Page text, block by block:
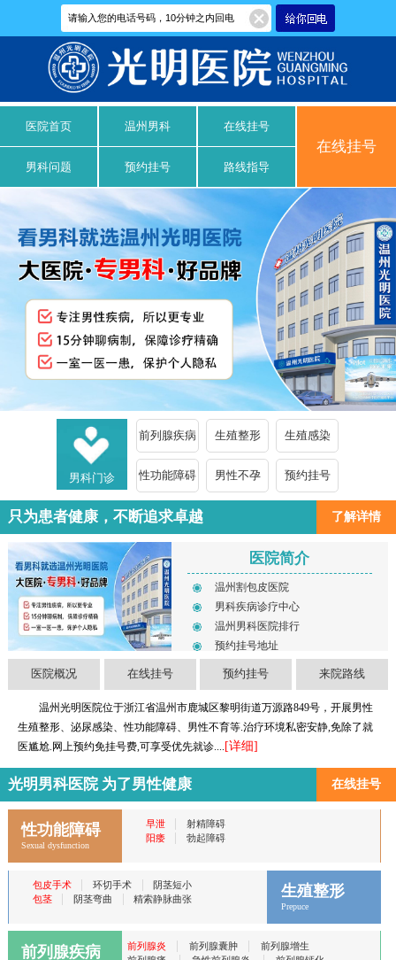
医院首页 温州男科 在线挂号
男科问题 预约挂号 路线指导
在线挂号
男科门诊
前列腺疾病 生殖整形 生殖感染
性功能障碍 男性不孕 预约挂号
只为患者健康，不断追求卓越 了解详情
医院简介
温州割包皮医院
男科疾病诊疗中心
温州男科医院排行
预约挂号地址
医院概况 在线挂号 预约挂号 来院路线
温州光明医院位于浙江省温州市鹿城区黎明街道万源路849号，开展男性
生殖整形、泌尿感染、性功能障碍、男性不育等.治疗环境私密安静,免除了就
医尴尬.网上预约免挂号费,可享受优先就诊.... [详细]
光明男科医院 为了男性健康 在线挂号
性功能障碍
Sexual dysfunction
早泄
射精障碍
阳痿
勃起障碍
包皮手术 | 环切手术 |
阴茎短小
包茎
| 阴茎弯曲 | 精索静脉曲张 生殖整形
Prepuce
前列腺疾病 前列腺炎 前列腺囊肿
前列腺增生